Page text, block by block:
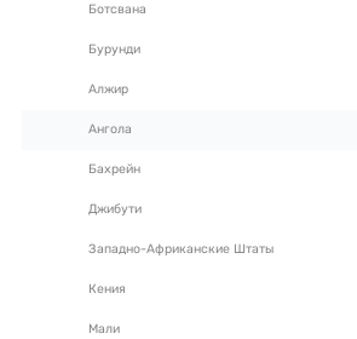
Ботсвана
Бурунди
Алжир
Ангола
Бахрейн
Джибути
Западно-Африканские Штаты
Кения
Мали